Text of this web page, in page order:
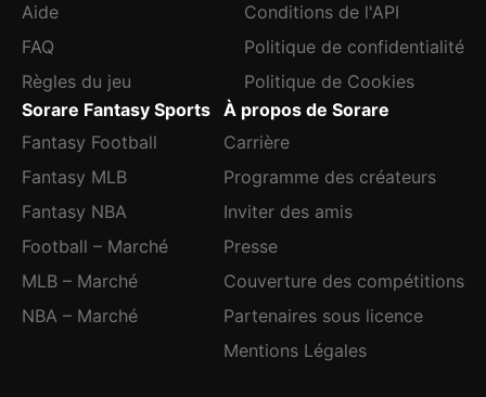
Aide
FAQ
Règles du jeu
Conditions de l'API
Politique de confidentialité
Politique de Cookies
Sorare Fantasy Sports
Fantasy Football
Fantasy MLB
Fantasy NBA
Football – Marché
MLB – Marché
NBA – Marché
À propos de Sorare
Carrière
Programme des créateurs
Inviter des amis
Presse
Couverture des compétitions
Partenaires sous licence
Mentions Légales